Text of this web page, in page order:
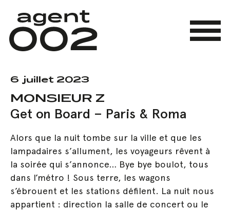
main
content
Menu
6 juillet 2023
MONSIEUR Z
Get on Board – Paris & Roma
Alors que la nuit tombe sur la ville et que les
lampadaires s’allument, les voyageurs rêvent à
la soirée qui s’annonce… Bye bye boulot, tous
dans l’métro ! Sous terre, les wagons
s’ébrouent et les stations défilent. La nuit nous
appartient : direction la salle de concert ou le